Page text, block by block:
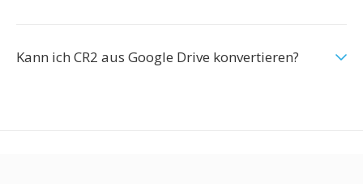
Kann ich CR2 aus Google Drive konvertieren?